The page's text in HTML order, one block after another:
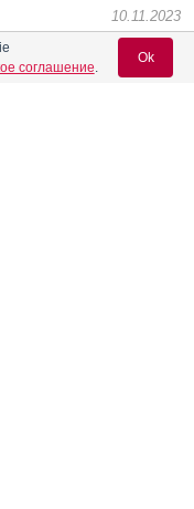
10.11.2023
соглашение.
Ok